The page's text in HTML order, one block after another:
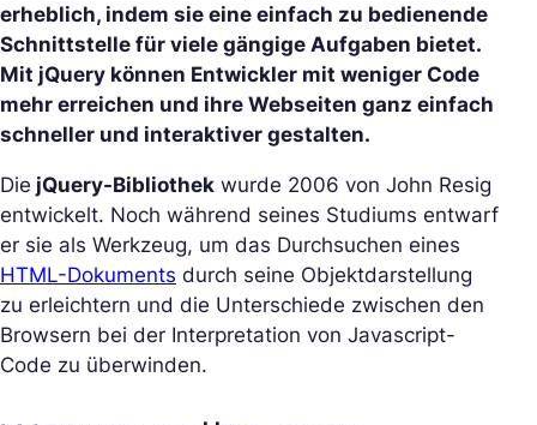
erheblich, indem sie eine einfach zu bedienende
Schnittstelle für viele gängige Aufgaben bietet.
Mit jQuery können Entwickler mit weniger Code
mehr erreichen und ihre Webseiten ganz einfach
schneller und interaktiver gestalten.
Die jQuery-Bibliothek wurde 2006 von John Resig
entwickelt. Noch während seines Studiums entwarf
er sie als Werkzeug, um das Durchsuchen eines
HTML-Dokuments durch seine Objektdarstellung
zu erleichtern und die Unterschiede zwischen den
Browsern bei der Interpretation von Javascript-
Code zu überwinden.